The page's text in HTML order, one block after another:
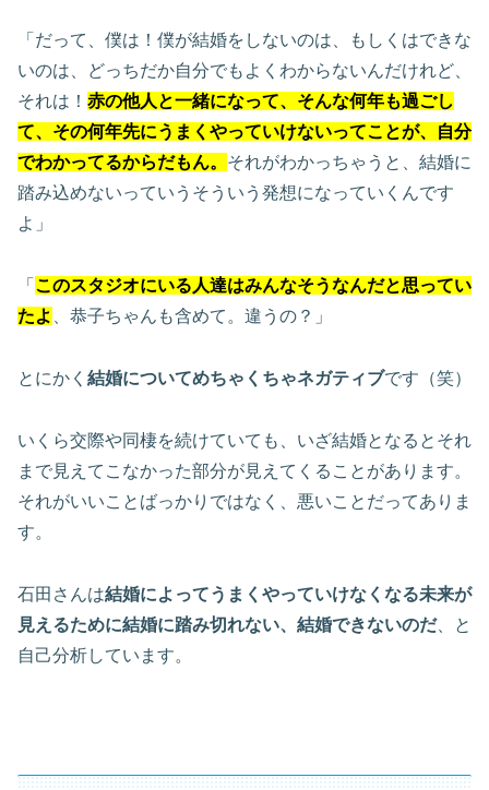
「だって、僕は！僕が結婚をしないのは、もしくはできな
いのは、どっちだか自分でもよくわからないんだけれど、
それは！ 赤の他人と一緒になって、そんな何年も過ごし
て、その何年先にうまくやっていけないってことが、自分
でわかってるからだもん。 それがわかっちゃうと、結婚に
踏み込めないっていうそういう発想になっていくんです
よ」
「 このスタジオにいる人達はみんなそうなんだと思ってい
たよ
、恭子ちゃんも含めて。違うの？」
とにかく 結婚についてめちゃくちゃネガティブです（笑）
いくら交際や同棲を続けていても、いざ結婚となるとそれ
まで見えてこなかった部分が見えてくることがあります。
それがいいことばっかりではなく、悪いことだってありま
す。
石田さんは結婚によってうまくやっていけなくなる未来が
見えるために結婚に踏み切れない、結婚できないのだ、と
自己分析しています。